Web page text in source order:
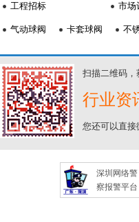
工程招标 市场
气动球阀 卡套球阀 不
扫描二维码，
行业资
您还可以直接
深圳网络警
察报警平台